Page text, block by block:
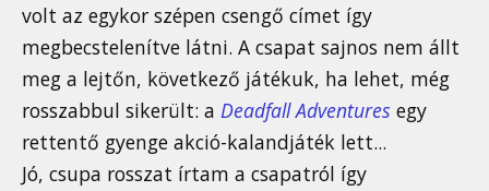
volt az egykor szépen csengő címet így
megbecstelenítve látni. A csapat sajnos nem állt
meg a lejtőn, következő játékuk, ha lehet, még
rosszabbul sikerült: a Deadfall Adventures egy
rettentő gyenge akció-kalandjáték lett...
Jó, csupa rosszat írtam a csapatról így